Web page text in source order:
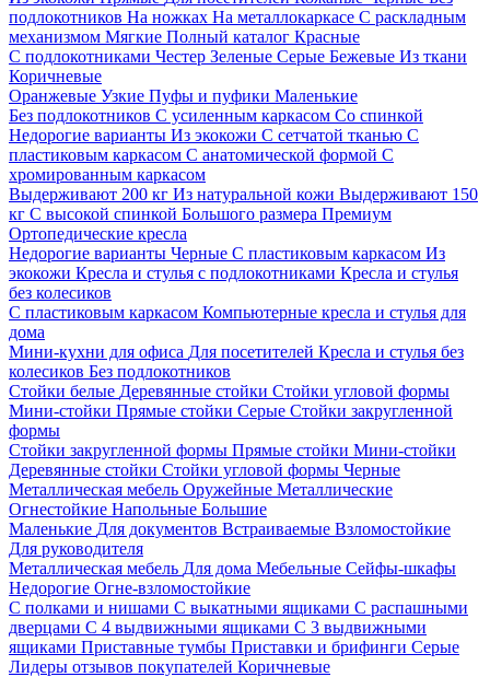
подлокотников На ножках На металлокаркасе С раскладным
механизмом Мягкие Полный каталог Красные
С подлокотниками Честер Зеленые Серые Бежевые Из ткани
Коричневые
Оранжевые Узкие Пуфы и пуфики Маленькие
Без подлокотников С усиленным каркасом Со спинкой
Недорогие варианты Из экокожи С сетчатой тканью С
пластиковым каркасом С анатомической формой С
хромированным каркасом
Выдерживают 200 кг Из натуральной кожи Выдерживают 150
кг С высокой спинкой Большого размера Премиум
Ортопедические кресла
Недорогие варианты Черные С пластиковым каркасом Из
экокожи Кресла и стулья с подлокотниками Кресла и стулья
без колесиков
С пластиковым каркасом Компьютерные кресла и стулья для
дома
Мини-кухни для офиса Для посетителей Кресла и стулья без
колесиков Без подлокотников
Стойки белые Деревянные стойки Стойки угловой формы
Мини-стойки Прямые стойки Серые Стойки закругленной
формы
Стойки закругленной формы Прямые стойки Мини-стойки
Деревянные стойки Стойки угловой формы Черные
Металлическая мебель Оружейные Металлические
Огнестойкие Напольные Большие
Маленькие Для документов Встраиваемые Взломостойкие
Для руководителя
Металлическая мебель Для дома Мебельные Сейфы-шкафы
Недорогие Огне-взломостойкие
С полками и нишами С выкатными ящиками С распашными
дверцами С 4 выдвижными ящиками С 3 выдвижными
ящиками Приставные тумбы Приставки и брифинги Серые
Лидеры отзывов покупателей Коричневые